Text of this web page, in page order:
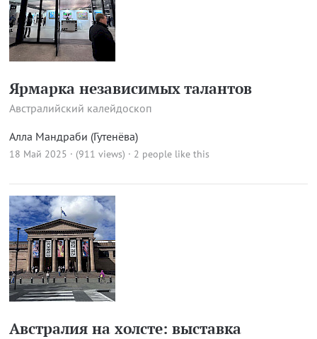
Ярмарка независимых талантов
Австралийский калейдоскоп
Алла Мандраби (Гутенёва)
18 Май 2025 · (911 views) · 2 people like this
Австралия на холсте: выставка